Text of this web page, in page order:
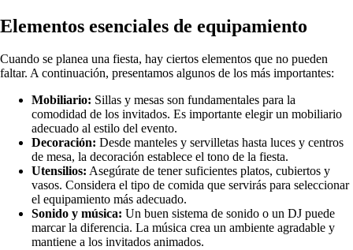
Elementos esenciales de equipamiento
Cuando se planea una fiesta, hay ciertos elementos que no pueden
faltar. A continuación, presentamos algunos de los más importantes:
Mobiliario: Sillas y mesas son fundamentales para la
comodidad de los invitados. Es importante elegir un mobiliario
adecuado al estilo del evento.
Decoración: Desde manteles y servilletas hasta luces y centros
de mesa, la decoración establece el tono de la fiesta.
Utensilios: Asegúrate de tener suficientes platos, cubiertos y
vasos. Considera el tipo de comida que servirás para seleccionar
el equipamiento más adecuado.
Sonido y música: Un buen sistema de sonido o un DJ puede
marcar la diferencia. La música crea un ambiente agradable y
mantiene a los invitados animados.